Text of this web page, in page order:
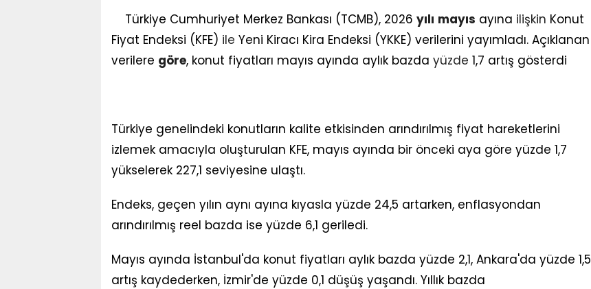
Türkiye Cumhuriyet Merkez Bankası (TCMB), 2026 yılı mayıs ayına ilişkin Konut
Fiyat Endeksi (KFE) ile Yeni Kiracı Kira Endeksi (YKKE) verilerini yayımladı. Açıklanan
verilere göre, konut fiyatları mayıs ayında aylık bazda yüzde 1,7 artış gösterdi
Türkiye genelindeki konutların kalite etkisinden arındırılmış fiyat hareketlerini
izlemek amacıyla oluşturulan KFE, mayıs ayında bir önceki aya göre yüzde 1,7
yükselerek 227,1 seviyesine ulaştı.
Endeks, geçen yılın aynı ayına kıyasla yüzde 24,5 artarken, enflasyondan
arındırılmış reel bazda ise yüzde 6,1 geriledi.
Mayıs ayında İstanbul'da konut fiyatları aylık bazda yüzde 2,1, Ankara'da yüzde 1,5
artış kaydederken, İzmir'de yüzde 0,1 düşüş yaşandı. Yıllık bazda